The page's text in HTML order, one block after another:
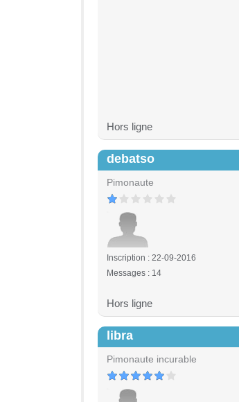
Hors ligne
debatso
Pimonaute
Inscription : 22-09-2016
Messages : 14
Hors ligne
libra
Pimonaute incurable